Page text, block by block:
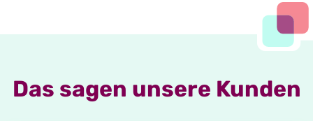
Das sagen unsere Kunden